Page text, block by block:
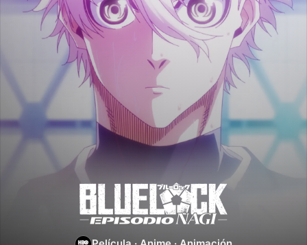
Blue
Lock: